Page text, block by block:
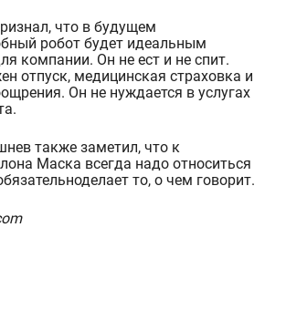
что в будущем
робот будет идеальным
компании. Он не ест и не спит.
отпуск,медицинская страховка и
Он не нуждается в услугах
.
также заметил, что к
Маска всегда надо относиться
делает то, о чем говорит.